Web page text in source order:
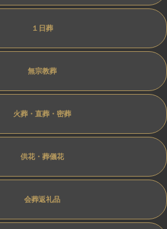
１日葬
無宗教葬
火葬・直葬・密葬
供花・葬儀花
会葬返礼品